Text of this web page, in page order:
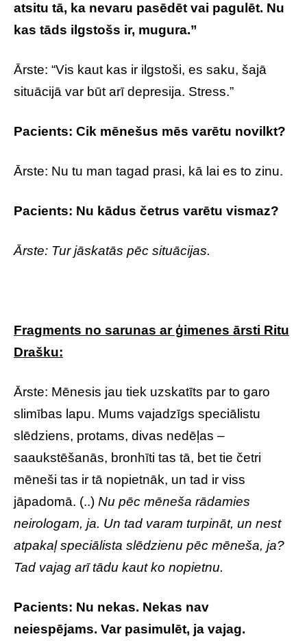
atsitu tā, ka nevaru pasēdēt vai pagulēt. Nu
kas tāds ilgstošs ir, mugura.”
Ārste: “Vis kaut kas ir ilgstoši, es saku, šajā
situācijā var būt arī depresija. Stress.”
Pacients: Cik mēnešus mēs varētu novilkt?
Ārste: Nu tu man tagad prasi, kā lai es to zinu.
Pacients: Nu kādus četrus varētu vismaz?
Ārste: Tur jāskatās pēc situācijas.
Fragments no sarunas ar ģimenes ārsti Ritu
Drašku:
Ārste: Mēnesis jau tiek uzskatīts par to garo
slimības lapu. Mums vajadzīgs speciālistu
slēdziens, protams, divas nedēļas –
saaukstēšanās, bronhīti tas tā, bet tie četri
mēneši tas ir tā nopietnāk, un tad ir viss
jāpadomā. (..) Nu pēc mēneša rādamies
neirologam, ja. Un tad varam turpināt, un nest
atpakaļ speciālista slēdzienu pēc mēneša, ja?
Tad vajag arī tādu kaut ko nopietnu.
Pacients: Nu nekas. Nekas nav
neiespējams. Var pasimulēt, ja vajag.